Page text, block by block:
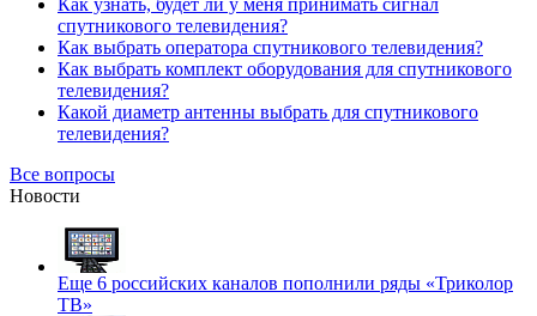
Как узнать, будет ли у меня принимать сигнал
спутникового телевидения?
Как выбрать оператора спутникового телевидения?
Как выбрать комплект оборудования для спутникового
телевидения?
Какой диаметр антенны выбрать для спутникового
телевидения?
Все вопросы
Новости
Еще 6 российских каналов пополнили ряды «Триколор
ТВ»